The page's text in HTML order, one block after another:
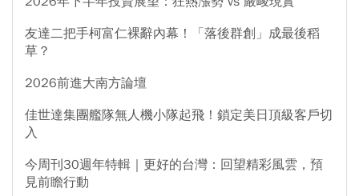
友達二把手柯富仁裸辭內幕！「落後群創」成最後稻
草？
2026前進大南方論壇
佳世達集團艦隊無人機小隊起飛！鎖定美日頂級客戶切
入
今周刊30週年特輯｜更好的台灣：回望精彩風雲，預
見前瞻行動